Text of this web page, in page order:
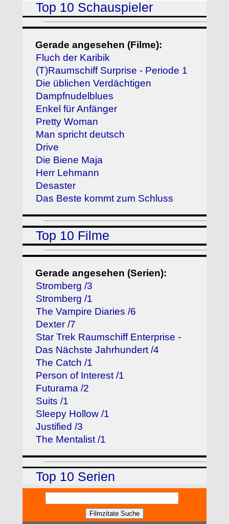
Top 10 Schauspieler
Gerade angesehen (Filme):
Fluch der Karibik
(T)Raumschiff Surprise - Periode 1
Die üblichen Verdächtigen
Dampfnudelblues
Enkel für Anfänger
Pretty Woman
Man spricht deutsch
Drive
Die Biene Maja
Herr Lehmann
Desaster
Das Beste kommt zum Schluss
Top 10 Filme
Gerade angesehen (Serien):
Stromberg /3
Stromberg /1
The Vampire Diaries /6
Dexter /7
Star Trek Raumschiff Enterprise -
Das Nächste Jahrhundert /4
The Catch /1
Person of Interest /1
Futurama /2
Suits /1
Sleepy Hollow /1
Justified /3
The Mentalist /1
Top 10 Serien